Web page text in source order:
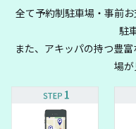
全て予約制駐車場・事前
駐
また、アキッパの持つ豊
場が